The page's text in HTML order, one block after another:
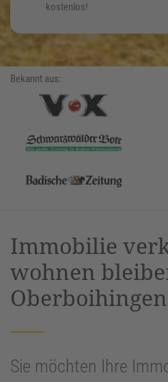
kostenlos!
Bekannt aus:
Immobilie
wohnen
Oberboihingen
Sie möchten Ihre